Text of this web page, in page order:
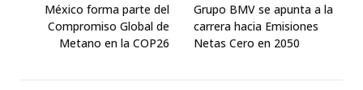
México forma parte del
Compromiso Global de
Metano en la COP26
Grupo BMV se apunta a la
carrera hacia Emisiones
Netas Cero en 2050